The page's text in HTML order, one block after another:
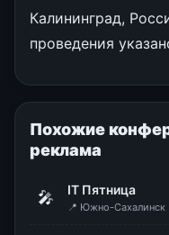
Калининград,
проведения
Похожие
реклама
🎤 IT Пятница
📍 Южно-Сахалинск